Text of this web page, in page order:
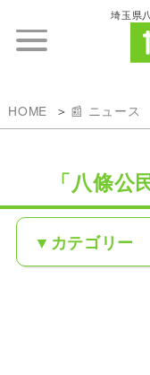
埼玉県
HOME 📰 ニュース
「八條
カテゴリー